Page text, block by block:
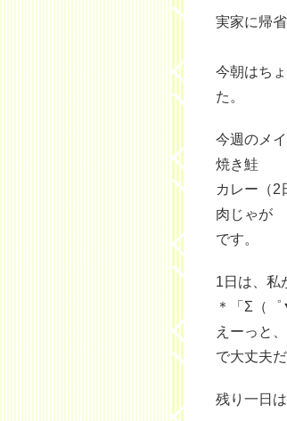
実家に帰
今朝はち
た。
今週のメイ
焼き鮭
カレー（2
肉じゃが
です。
1日は、私
＊「Σ（
えーっと
で大丈夫
残り一日